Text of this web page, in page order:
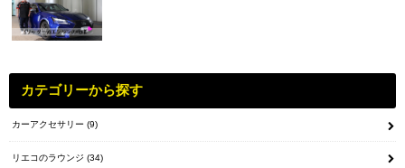
カテゴリーから探す
カーアクセサリー(9)
リエコのラウンジ(34)